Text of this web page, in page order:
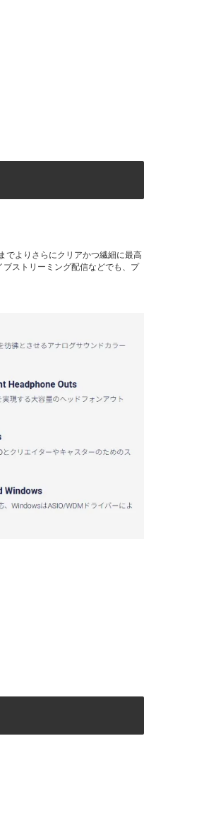
でよりさらにクリアかつ繊細に最高
ストリーミング配信などでも、プ